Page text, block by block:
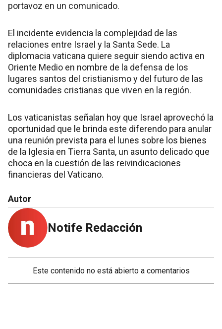
portavoz en un comunicado.
El incidente evidencia la complejidad de las
relaciones entre Israel y la Santa Sede. La
diplomacia vaticana quiere seguir siendo activa en
Oriente Medio en nombre de la defensa de los
lugares santos del cristianismo y del futuro de las
comunidades cristianas que viven en la región.
Los vaticanistas señalan hoy que Israel aprovechó la
oportunidad que le brinda este diferendo para anular
una reunión prevista para el lunes sobre los bienes
de la Iglesia en Tierra Santa, un asunto delicado que
choca en la cuestión de las reivindicaciones
financieras del Vaticano.
Autor
Notife Redacción
Este contenido no está abierto a comentarios